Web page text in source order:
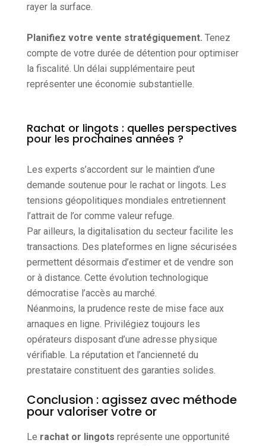
rayer la surface.
Planifiez votre vente stratégiquement. Tenez
compte de votre durée de détention pour optimiser
la fiscalité. Un délai supplémentaire peut
représenter une économie substantielle.
Rachat or lingots : quelles perspectives
pour les prochaines années ?
Les experts s’accordent sur le maintien d’une
demande soutenue pour le rachat or lingots. Les
tensions géopolitiques mondiales entretiennent
l’attrait de l’or comme valeur refuge.
Par ailleurs, la digitalisation du secteur facilite les
transactions. Des plateformes en ligne sécurisées
permettent désormais d’estimer et de vendre son
or à distance. Cette évolution technologique
démocratise l’accès au marché.
Néanmoins, la prudence reste de mise face aux
arnaques en ligne. Privilégiez toujours les
opérateurs disposant d’une adresse physique
vérifiable. La réputation et l’ancienneté du
prestataire constituent des garanties solides.
Conclusion : agissez avec méthode
pour valoriser votre or
Le rachat or lingots représente une opportunité